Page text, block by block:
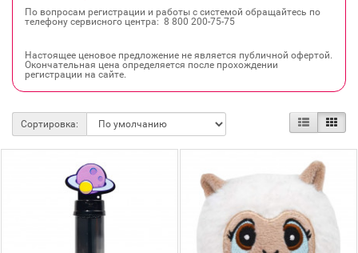
По вопросам регистрации и работы с системой обращайтесь по
телефону сервисного центра: 8 800 200‐75‐75
Настоящее ценовое предложение не является публичной офертой.
Окончательная цена определяется после прохождении
регистрации на сайте.
Сортировка: